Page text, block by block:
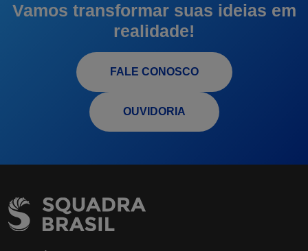
Vamos transformar suas ideias em
realidade!
FALE CONOSCO
OUVIDORIA